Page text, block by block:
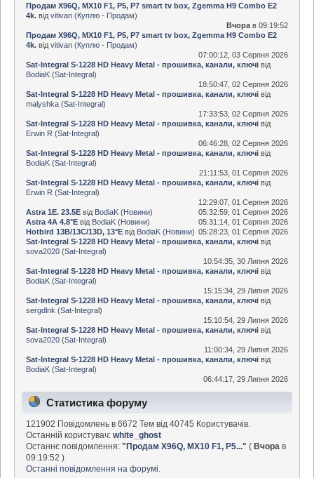
Продам X96Q, MX10 F1, P5, P7 smart tv box, Zgemma H9 Сombo E2
4k.від vitivan(Куплю - Продам)
Вчора в 09:19:52
Продам X96Q, MX10 F1, P5, P7 smart tv box, Zgemma H9 Сombo E2
4k.від vitivan(Куплю - Продам)
07:00:12, 03 Серпня 2026
Sat-Integral S-1228 HD Heavy Metal - прошивка, канали, ключівід
BodiaK(Sat-Integral)
18:50:47, 02 Серпня 2026
Sat-Integral S-1228 HD Heavy Metal - прошивка, канали, ключівід
malyshka(Sat-Integral)
17:33:53, 02 Серпня 2026
Sat-Integral S-1228 HD Heavy Metal - прошивка, канали, ключівід
Erwin R (Sat-Integral)
06:46:28, 02 Серпня 2026
Sat-Integral S-1228 HD Heavy Metal - прошивка, канали, ключівід
BodiaK(Sat-Integral)
21:11:53, 01 Серпня 2026
Sat-Integral S-1228 HD Heavy Metal - прошивка, канали, ключівід
Erwin R (Sat-Integral)
12:29:07, 01 Серпня 2026
Astra 1E. 23.5Eвід BodiaK(Новини)
05:32:59, 01 Серпня 2026
Astra 4A 4.8°Eвід BodiaK(Новини)
05:31:14, 01 Серпня 2026
Hotbird 13B/13C/13D, 13°Eвід BodiaK(Новини) 05:28:23, 01 Серпня 2026
Sat-Integral S-1228 HD Heavy Metal - прошивка, канали, ключівід
sova2020(Sat-Integral)
10:54:35, 30 Липня 2026
Sat-Integral S-1228 HD Heavy Metal - прошивка, канали, ключівід
BodiaK(Sat-Integral)
15:15:34, 29 Липня 2026
Sat-Integral S-1228 HD Heavy Metal - прошивка, канали, ключівід
sergdlnk (Sat-Integral)
15:10:54, 29 Липня 2026
Sat-Integral S-1228 HD Heavy Metal - прошивка, канали, ключівід
sova2020(Sat-Integral)
11:00:34, 29 Липня 2026
Sat-Integral S-1228 HD Heavy Metal - прошивка, канали, ключівід
BodiaK(Sat-Integral)
06:44:17, 29 Липня 2026
Статистика форуму
121902 Повідомлень в 6672 Тем від 40745 Користувачів.
Останній користувач:white_ghost
Останнє повідомлення:" Продам X96Q, MX10 F1, P5..." ( Вчора в
09:19:52 )
Останні повідомлення на форумі.